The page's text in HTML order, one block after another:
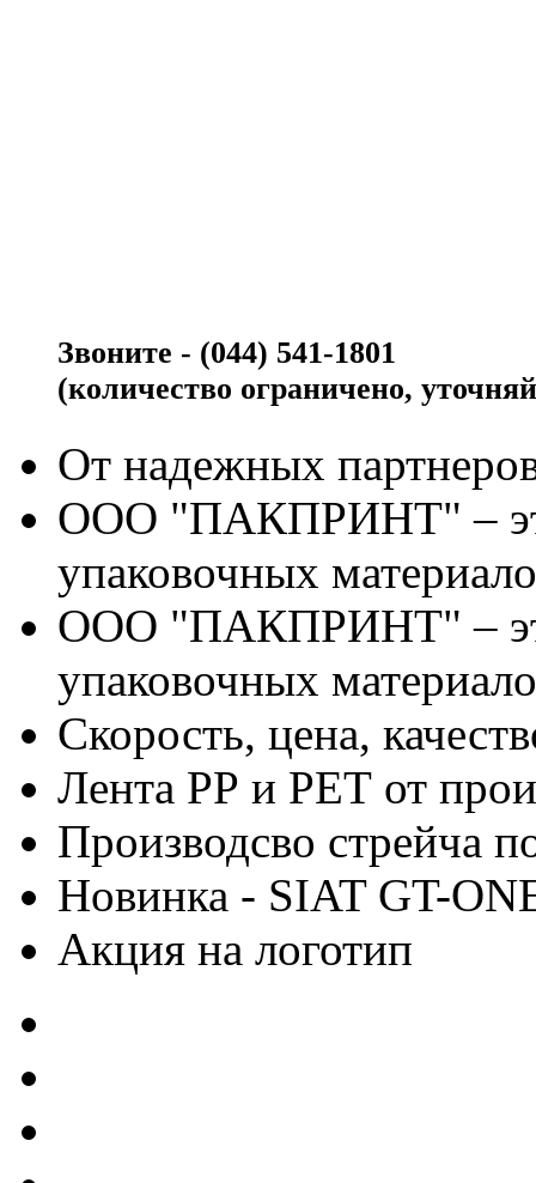
Звоните - (044) 541-1801
(количество ограничено,
От надежных
ООО "ПАКПРИНТ" –
упаковочных
ООО "ПАКПРИНТ" –
упаковочных
Скорость, цена,
Лента РР и РЕТ от
Производсво стрейча
Новинка - SIAT GT-
Акция на логотип